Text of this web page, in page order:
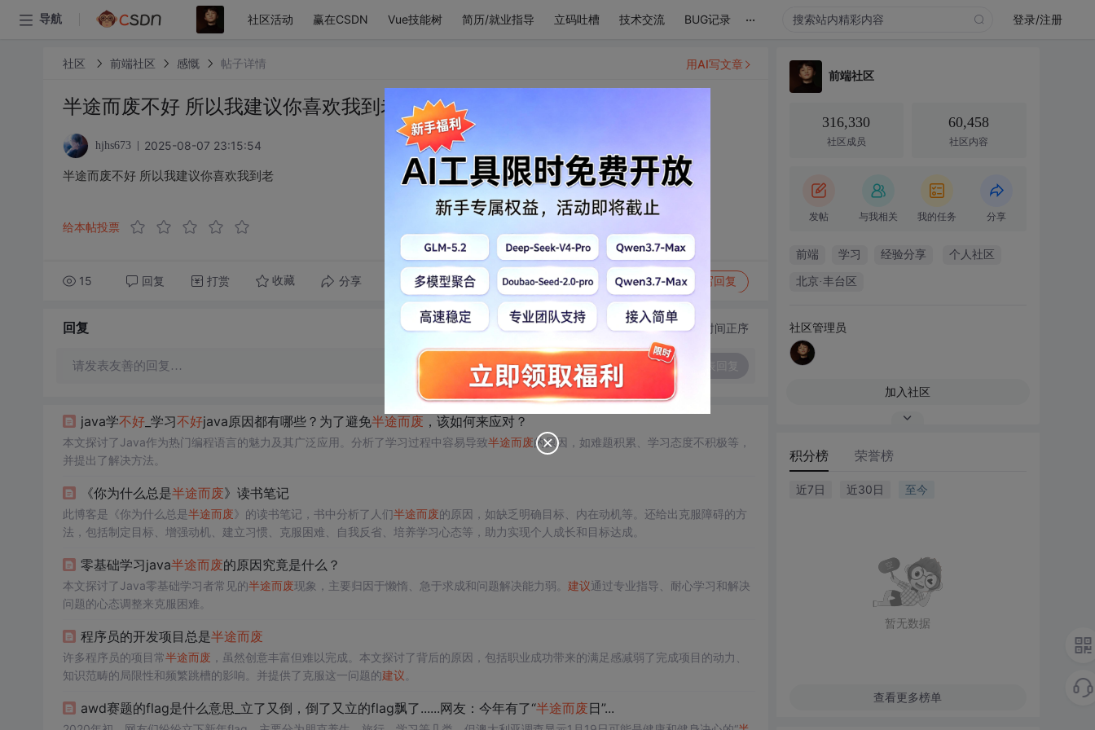
导航 社区活动 赢在CSDN Vue技能树 简历/就业指导 立码吐槽 技术交流 BUG记录 ... 登录/注册
社区 前端社区 感慨 帖子详情
半途而废不好 所以我建议你喜欢我到老
hjhs673 2025-08-07 23:15:54
半途而废不好 所以我建议你喜欢我到老
给本帖投票
15 回复 打赏 收藏 分享 转发到动态 举报 写回复
用AI写文章
回复 切换为时间正序
请发表友善的回复…
java学不好_学习不好java原因都有哪些？为了避免半途而废 ，该如何来应对？
本文探讨了Java作为热门编程语言的魅力及其广泛应用。分析了学习过程中容易导致半途而废的原因，如难题积累、学习态度不积极等，
并提出了解决方法。
《你为什么总是半途而废》读书笔记
此博客是《你为什么总是半途而废》的读书笔记，书中分析了人们半途而废的原因，如缺乏明确目标、内在动机等。还给出克服障碍的方
法，包括制定目标、增强动机、建立习惯、克服困难、自我反省、培养学习心态等，助力实现个人成长和目标达成。
零基础学习java半途而废的原因究竟是什么？
本文探讨了Java零基础学习者常见的半途而废现象，主要归因于懒惰、急于求成和问题解决能力弱。 建议通过专业指导、耐心学习和解决
问题的心态调整来克服困难。
程序员的开发项目总是半途而废
许多程序员的项目常半途而废 ，虽然创意丰富但难以完成。本文探讨了背后的原因，包括职业成功带来的满足感减弱了完成项目的动力、
知识范畴的局限性和频繁跳槽的影响。并提供了克服这一问题的建议
awd赛题的flag是什么意思_立了又倒，倒了又立的flag飘了......网友：今年有了“半途而废日”...
前端社区
316,330
社区成员
60,458
社区内容
发帖 与我相关 我的任务 分享
前端 学习 经验分享 个人社区
北京·丰台区
社区管理员
加入社区
积分榜 荣誉榜
近7日 近30日 至今
暂无数据
查看更多榜单